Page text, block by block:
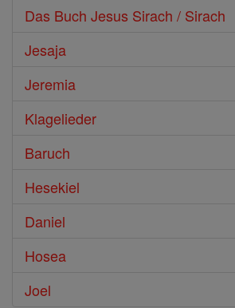
Das Buch Jesus Sirach / Sirach
Jesaja
Jeremia
Klagelieder
Baruch
Hesekiel
Daniel
Hosea
Joel